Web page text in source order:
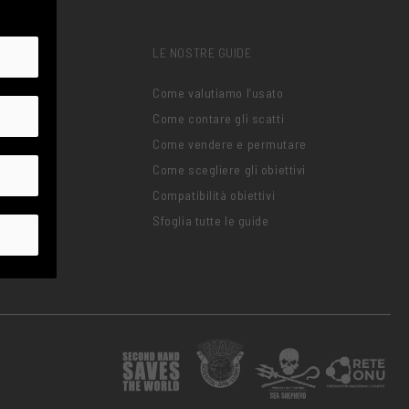
LE NOSTRE GUIDE
Come valutiamo l’usato
Come contare gli scatti
Come vendere e permutare
Come scegliere gli obiettivi
Compatibilità obiettivi
Sfoglia tutte le guide